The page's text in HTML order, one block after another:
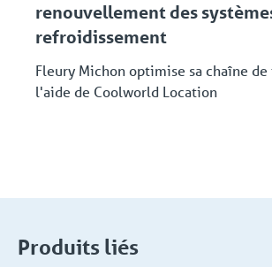
renouvellement des
refroidissement
Fleury Michon optimise sa chaîne
l'aide de Coolworld Location
Produits liés